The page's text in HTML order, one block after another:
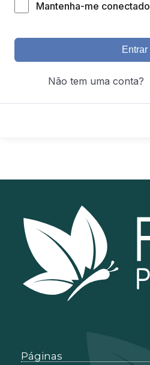
Mantenha-me conectado
Entrar
Não tem uma conta?
Páginas